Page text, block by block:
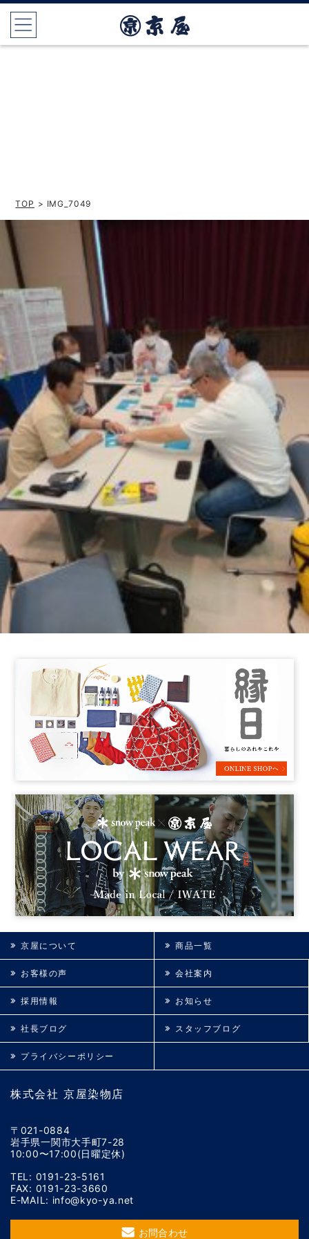
TOP > IMG_7049
株式会社 京屋染物店
〒021-0884
岩手県一関市大手町7-28
10:00〜17:00(日曜定休)
TEL: 0191-23-5161
FAX: 0191-23-3660
E-MAIL: info@kyo-ya.net
お問合わせ
京屋について 商品一覧
お客様の声 会社案内
採用情報 お知らせ
社長ブログ スタッフブログ
プライバシーポリシー